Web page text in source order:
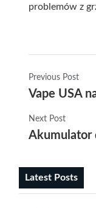
problemów z
Previous Post
Vape USA
Next Post
Akumulator
Latest Posts